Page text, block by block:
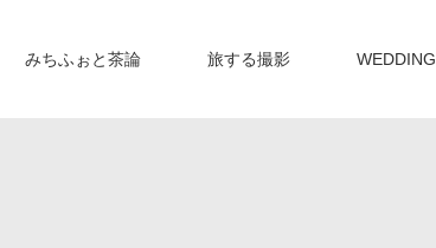
みちふぉと茶論 旅する撮影 WEDDING